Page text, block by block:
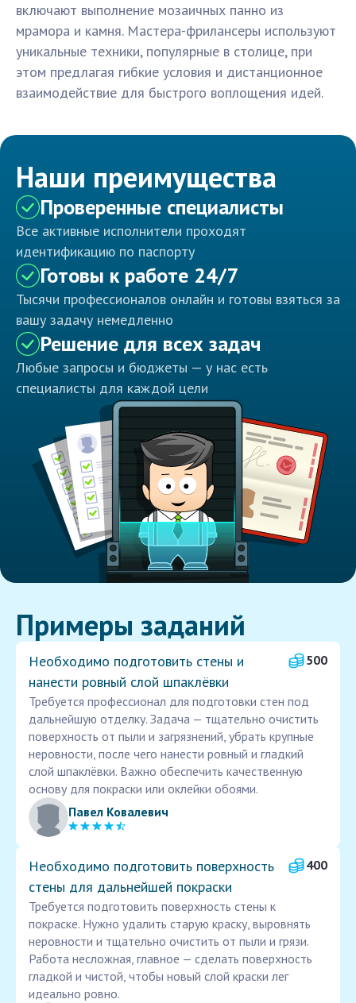
включают выполнение мозаичных панно из
мрамора и камня. Мастера-фрилансеры используют
уникальные техники, популярные в столице, при
этом предлагая гибкие условия и дистанционное
взаимодействие для быстрого воплощения идей.
Наши преимущества
Проверенные специалисты
Все активные исполнители проходят
идентификацию по паспорту
Готовы к работе 24/7
Тысячи профессионалов онлайн и готовы взяться за
вашу задачу немедленно
Решение для всех задач
Любые запросы и бюджеты — у нас есть
специалисты для каждой цели
Примеры заданий
Необходимо подготовить стены и
нанести ровный слой шпаклёвки
500
Требуется профессионал для подготовки стен под
дальнейшую отделку. Задача — тщательно очистить
поверхность от пыли и загрязнений, убрать крупные
неровности, после чего нанести ровный и гладкий
слой шпаклёвки. Важно обеспечить качественную
основу для покраски или оклейки обоями.
Павел Ковалевич
Необходимо подготовить поверхность
стены для дальнейшей покраски
400
Требуется подготовить поверхность стены к
покраске. Нужно удалить старую краску, выровнять
неровности и тщательно очистить от пыли и грязи.
Работа несложная, главное — сделать поверхность
гладкой и чистой, чтобы новый слой краски лег
идеально ровно.